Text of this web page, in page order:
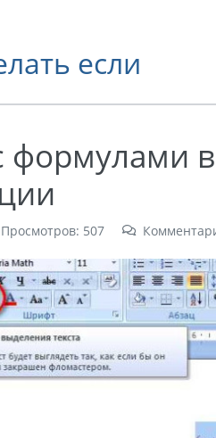
если
формулами
Просмотров: 507